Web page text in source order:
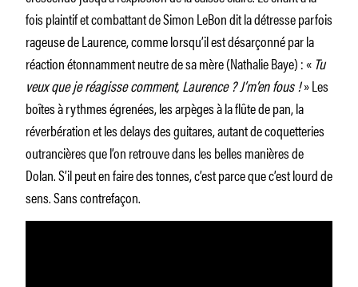
fois plaintif et combattant de Simon LeBon dit la détresse parfois
rageuse de Laurence, comme lorsqu’il est désarçonné par la
réaction étonnamment neutre de sa mère (Nathalie Baye) : « Tu
veux que je réagisse comment, Laurence ? J’m’en fous !» Les
boîtes à rythmes égrenées, les arpèges à la flûte de pan, la
réverbération et les delays des guitares, autant de coquetteries
outrancières que l’on retrouve dans les belles manières de
Dolan. S’il peut en faire des tonnes, c’est parce que c’est lourd de
sens. Sans contrefaçon.